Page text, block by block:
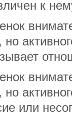
к
но
но
или